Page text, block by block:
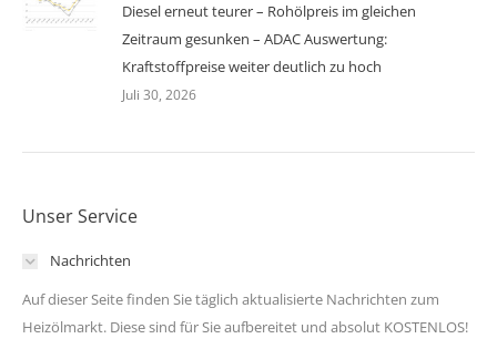
Diesel erneut teurer – Rohölpreis im gleichen
Zeitraum gesunken – ADAC Auswertung:
Kraftstoffpreise weiter deutlich zu hoch
Juli 30, 2026
Unser Service
Nachrichten
Auf dieser Seite finden Sie täglich aktualisierte Nachrichten zum
Heizölmarkt. Diese sind für Sie aufbereitet und absolut KOSTENLOS!